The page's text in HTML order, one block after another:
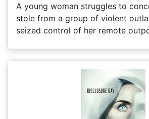
A young woman struggles to
stole from a group of violent
seized control of her remote